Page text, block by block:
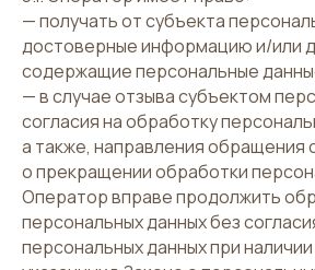
— получать от субъекта
достоверные информацию и/или
содержащие персональные
— в случае отзыва субъектом
согласия на обработку
а также, направления обращения
о прекращении обработки
Оператор вправе продолжить
персональных данных без
персональных данных при